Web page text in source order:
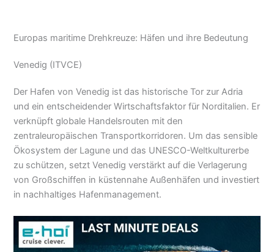
Europas maritime Drehkreuze: Häfen und ihre Bedeutung
Venedig (ITVCE)
Der Hafen von Venedig ist das historische Tor zur Adria
und ein entscheidender Wirtschaftsfaktor für Norditalien. Er
verknüpft globale Handelsrouten mit den
zentraleuropäischen Transportkorridoren. Um das sensible
Ökosystem der Lagune und das UNESCO-Weltkulturerbe
zu schützen, setzt Venedig verstärkt auf die Verlagerung
von Großschiffen in küstennahe Außenhäfen und investiert
in nachhaltiges Hafenmanagement.